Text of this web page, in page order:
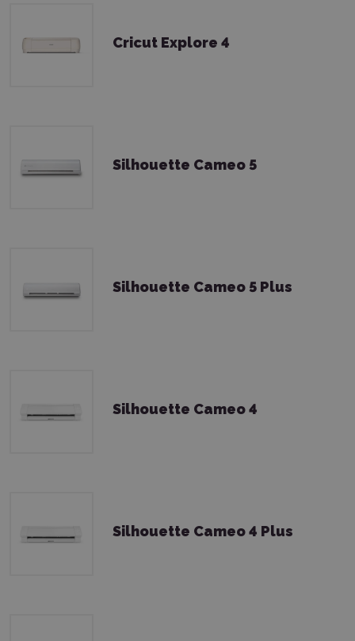
Cricut Explore 4
Silhouette Cameo 5
Silhouette Cameo 5 Plus
Silhouette Cameo 4
Silhouette Cameo 4 Plus